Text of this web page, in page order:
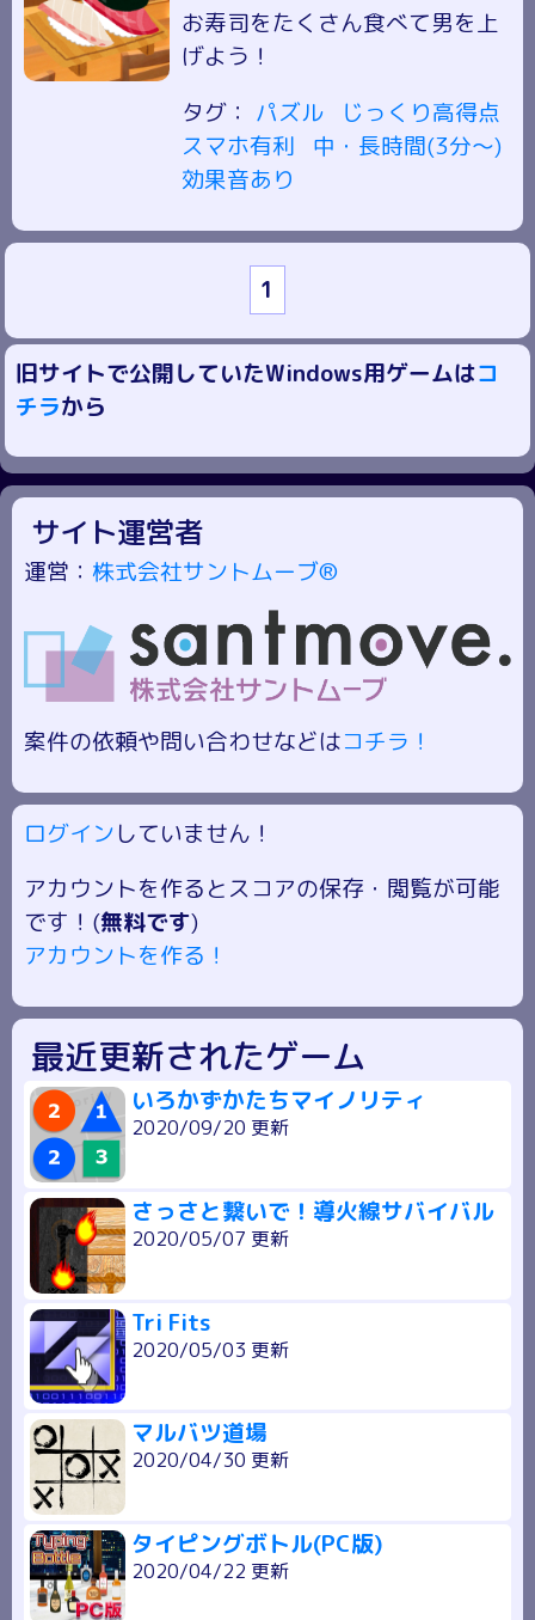
お寿司をたくさん食べて男を上
げよう！
タグ： パズル
じっくり高得点
スマホ有利
中・長時間(3分～)
効果音あり
1
旧サイトで公開していたWindows用ゲームはコ
チラから
サイト運営者
運営： 株式会社サントムーブ®
案件の依頼や問い合わせなどはコチラ！
ログインしていません！
アカウントを作るとスコアの保存・閲覧が可能
です！(無料です)
アカウントを作る！
最近更新されたゲーム
いろかずかたちマイノリティ
2020/09/20 更新
さっさと繋いで！導火線サバイバル
2020/05/07 更新
Tri Fits
2020/05/03 更新
マルバツ道場
2020/04/30 更新
タイピングボトル(PC版)
2020/04/22 更新